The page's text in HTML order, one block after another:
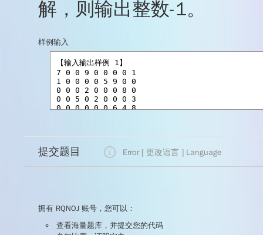
解，则输出整数-1。
样例输入
提交题目 Error [ 更改语言 ] Language
拥有 RQNOJ 账号，您可以：
查看海量题库，并提交您的代码